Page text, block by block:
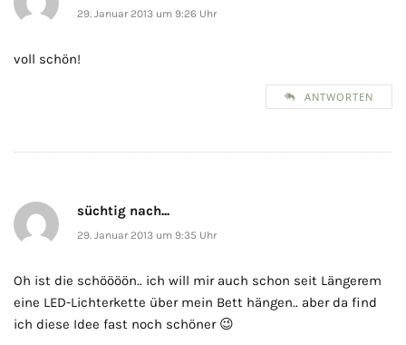
29. Januar 2013 um 9:26 Uhr
voll schön!
ANTWORTEN
süchtig nach...
29. Januar 2013 um 9:35 Uhr
Oh ist die schöööön.. ich will mir auch schon seit Längerem
eine LED-Lichterkette über mein Bett hängen.. aber da find
ich diese Idee fast noch schöner 😉